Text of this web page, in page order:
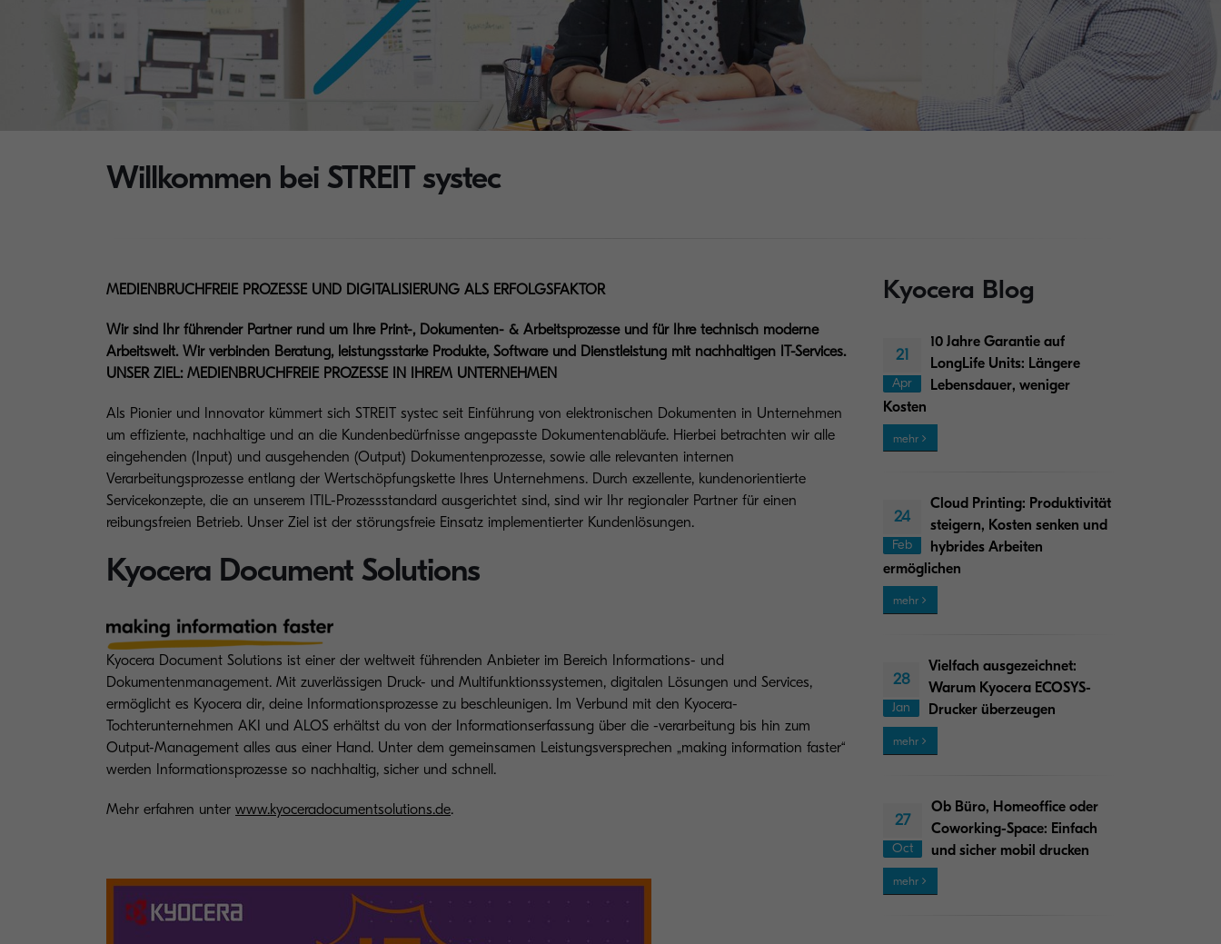
Willkommen bei STREIT systec
MEDIENBRUCHFREIE PROZESSE UND DIGITALISIERUNG ALS ERFOLGSFAKTOR
Wir sind Ihr führender Partner rund um Ihre Print-, Dokumenten- & Arbeitsprozesse und für Ihre technisch moderne
Arbeitswelt. Wir verbinden Beratung, leistungsstarke Produkte, Software und Dienstleistung mit nachhaltigen IT-Services.
UNSER ZIEL: MEDIENBRUCHFREIE PROZESSE IN IHREM UNTERNEHMEN
Als Pionier und Innovator kümmert sich STREIT systec seit Einführung von elektronischen Dokumenten in Unternehmen
um effiziente, nachhaltige und an die Kundenbedürfnisse angepasste Dokumentenabläufe. Hierbei betrachten wir alle
eingehenden (Input) und ausgehenden (Output) Dokumentenprozesse, sowie alle relevanten internen
Verarbeitungsprozesse entlang der Wertschöpfungskette Ihres Unternehmens. Durch exzellente, kundenorientierte
Servicekonzepte, die an unserem ITIL-Prozessstandard ausgerichtet sind, sind wir Ihr regionaler Partner für einen
reibungsfreien Betrieb. Unser Ziel ist der störungsfreie Einsatz implementierter Kundenlösungen.
Kyocera Document Solutions
Kyocera Document Solutions ist einer der weltweit führenden Anbieter im Bereich Informations- und
Dokumentenmanagement. Mit zuverlässigen Druck- und Multifunktionssystemen, digitalen Lösungen und Services,
ermöglicht es Kyocera dir, deine Informationsprozesse zu beschleunigen. Im Verbund mit den Kyocera-
Tochterunternehmen AKI und ALOS erhältst du von der Informationserfassung über die -verarbeitung bis hin zum
Output-Management alles aus einer Hand. Unter dem gemeinsamen Leistungsversprechen „making information faster“
werden Informationsprozesse so nachhaltig, sicher und schnell.
Mehr erfahren unter www.kyoceradocumentsolutions.de.
Kyocera Blog
21
Apr
10 Jahre Garantie auf
LongLife Units: Längere
Lebensdauer, weniger
Kosten
mehr
24
Feb
Cloud Printing: Produktivität
steigern, Kosten senken und
hybrides Arbeiten
ermöglichen
mehr
28
Jan
Vielfach ausgezeichnet:
Warum Kyocera ECOSYS-
Drucker überzeugen
mehr
27
Oct
Ob Büro, Homeoffice oder
Coworking-Space: Einfach
und sicher mobil drucken
mehr